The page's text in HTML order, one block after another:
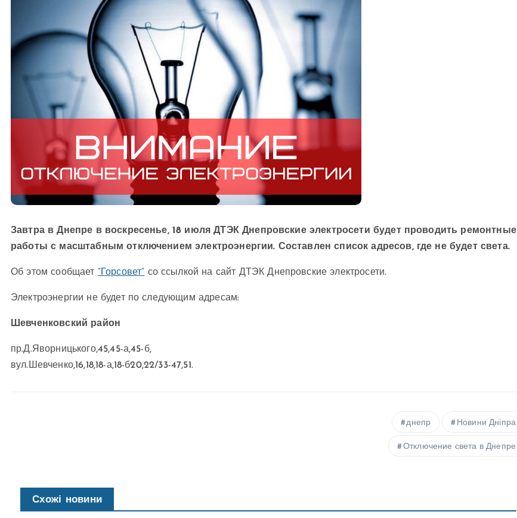
Завтра в Днепре в воскресенье, 18 июля ДТЭК Днепровские электросети будет проводить ремонтные
работы с масштабным отключением электроэнергии. Составлен список адресов, где не будет света.
Об этом сообщает “Горсовет” со ссылкой на сайт ДТЭК Днепровские электросети.
Электроэнергии не будет по следующим адресам:
Шевченковский район
пр.Д.Яворницького,45,45-а,45-б,
вул.Шевченко,16,18,18-а,18-б20,22/33-47,51.
днепр Новини Дніпра
Отключение света в Днепре
Схожі новини